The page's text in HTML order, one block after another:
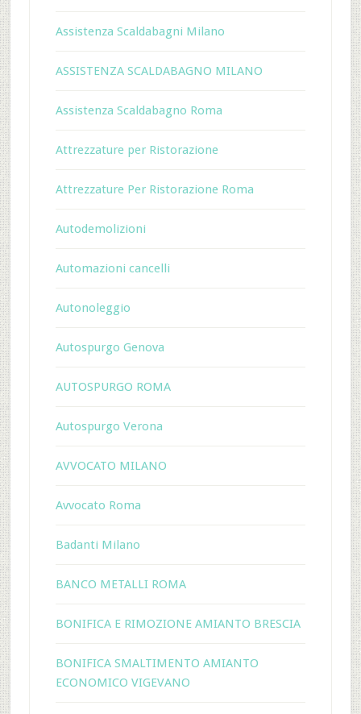
Assistenza Scaldabagni Milano
ASSISTENZA SCALDABAGNO MILANO
Assistenza Scaldabagno Roma
Attrezzature per Ristorazione
Attrezzature Per Ristorazione Roma
Autodemolizioni
Automazioni cancelli
Autonoleggio
Autospurgo Genova
AUTOSPURGO ROMA
Autospurgo Verona
AVVOCATO MILANO
Avvocato Roma
Badanti Milano
BANCO METALLI ROMA
BONIFICA E RIMOZIONE AMIANTO BRESCIA
BONIFICA SMALTIMENTO AMIANTO
ECONOMICO VIGEVANO